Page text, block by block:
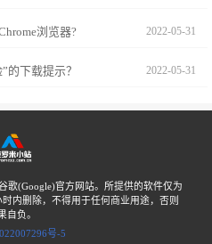
浏览器? 2022-05-31
的下载提示？ 2022-05-31
歌(Google)官方网站。所提供的软件仅为
内删除，不得用于任何商业用途，否则
自负。
号-5